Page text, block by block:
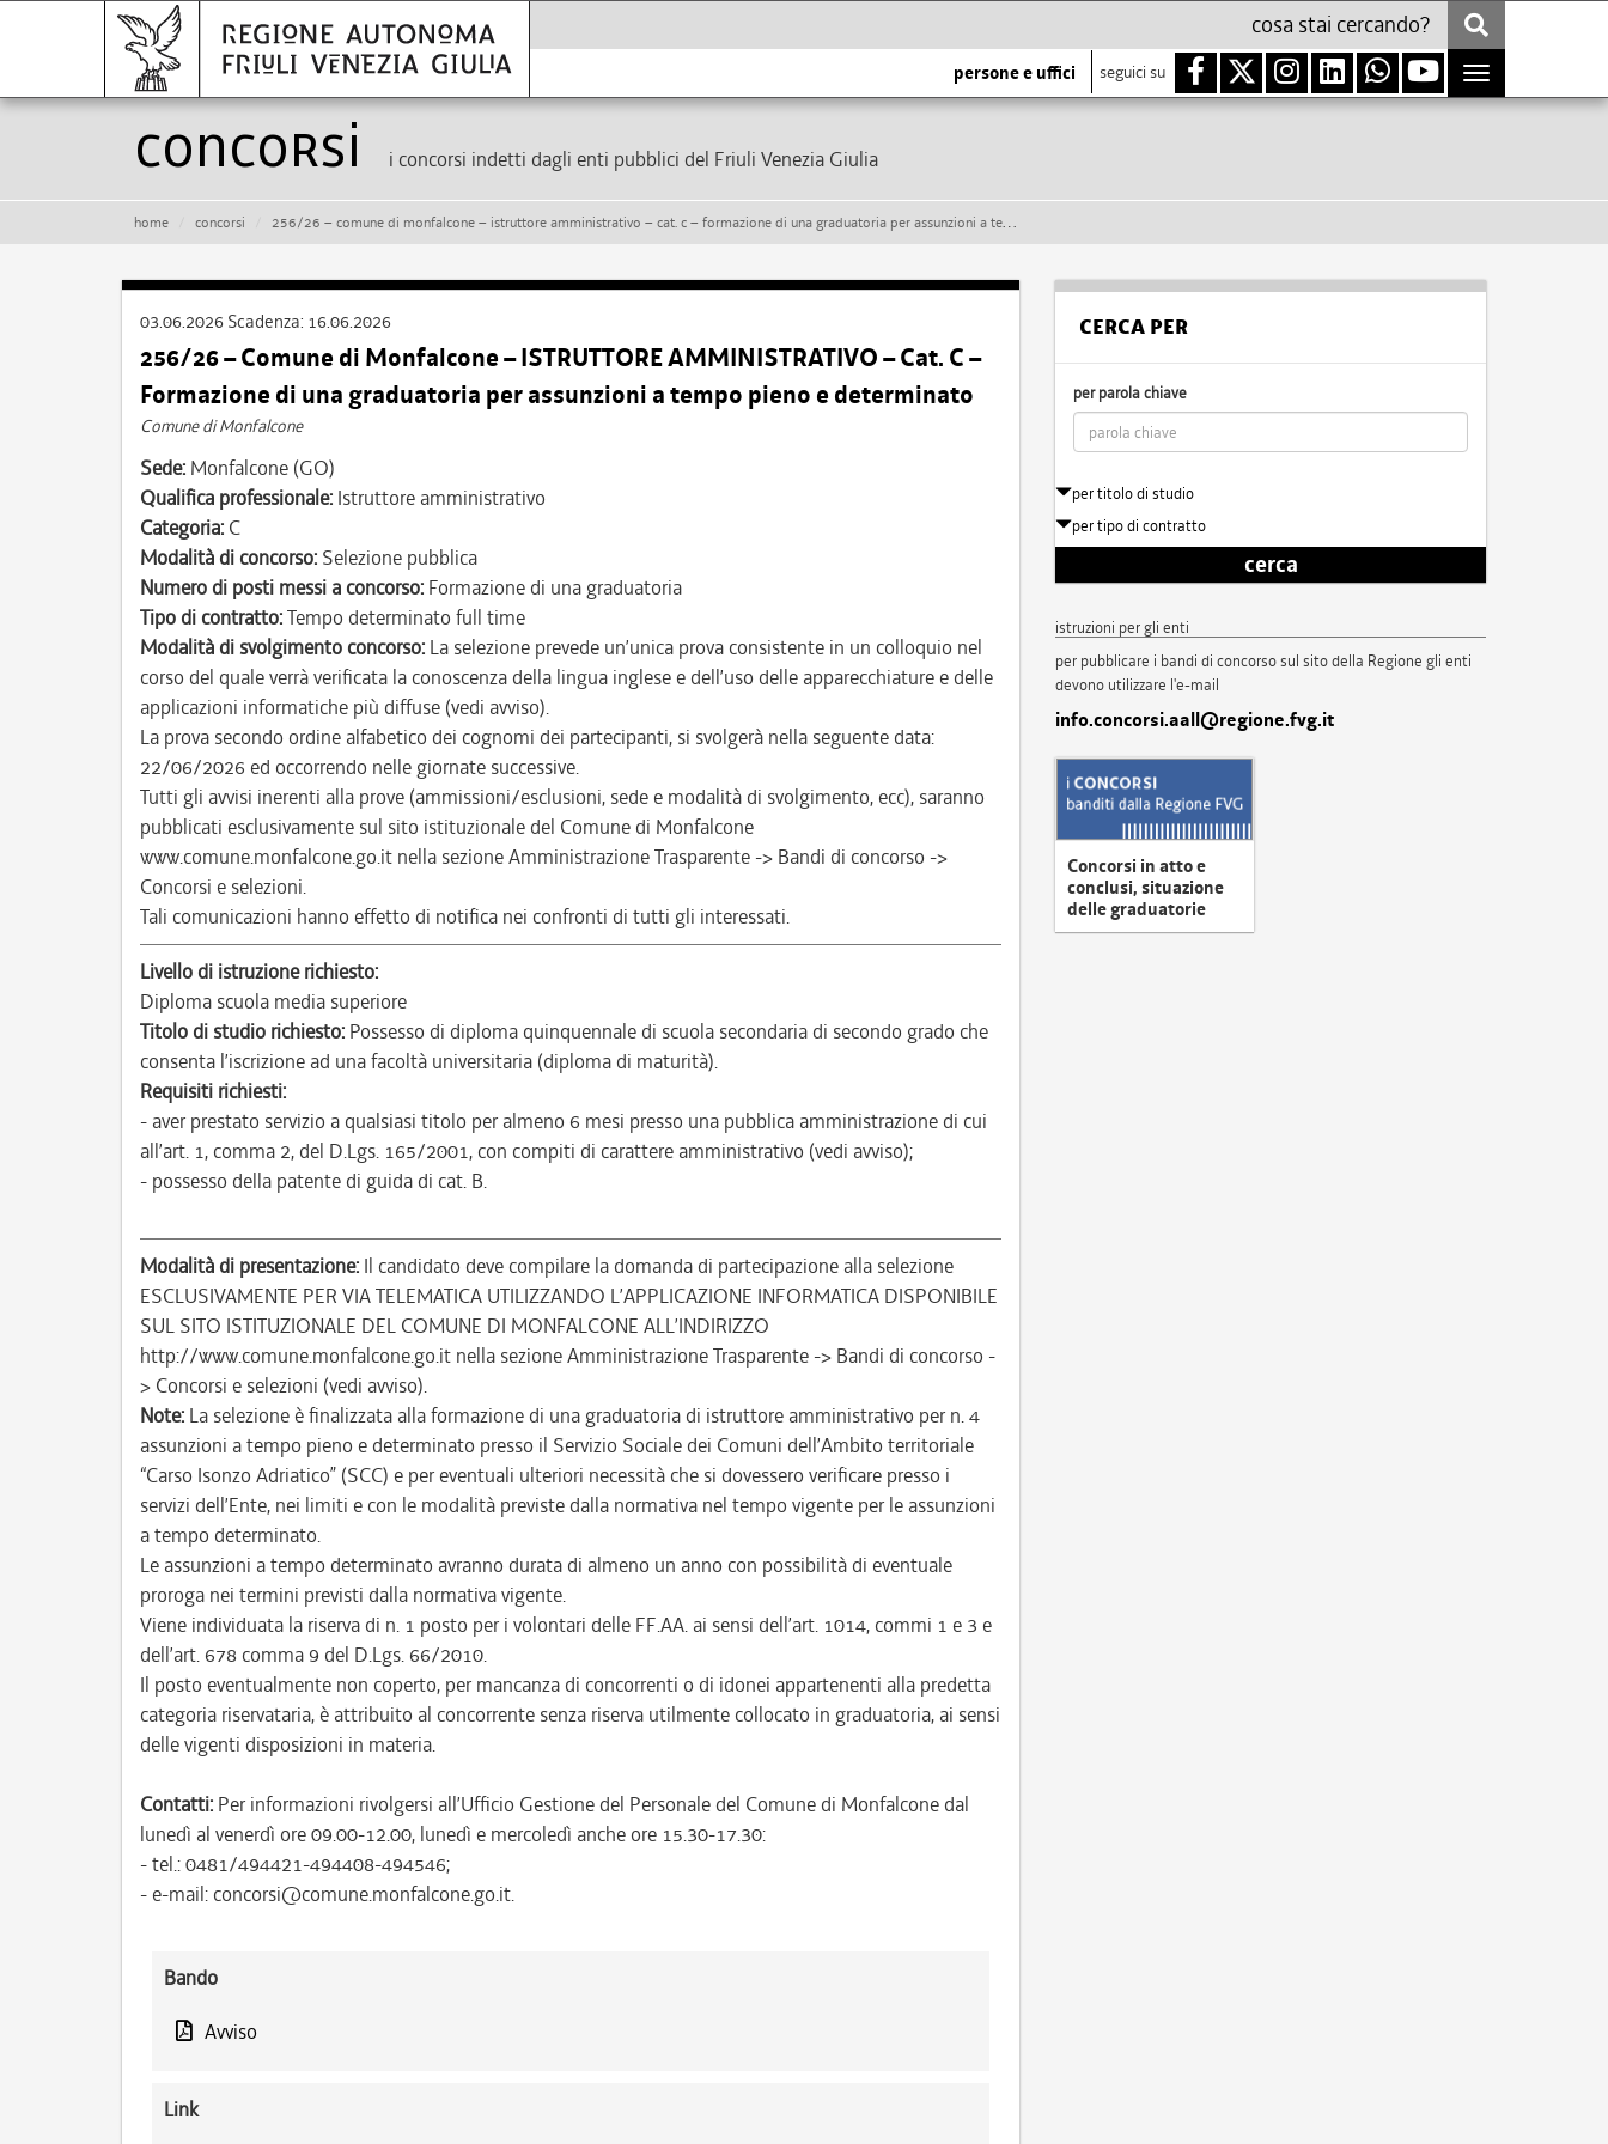
persone e uffici seguici su
Toggle
navigation
Concorsi i concorsi indetti dagli enti pubblici del Friuli Venezia Giulia
home concorsi 256/26 – comune di monfalcone – istruttore amministrativo – cat. c – formazione di una graduatoria per assunzioni a tempo pieno e determinato
03.06.2026 Scadenza: 16.06.2026
256/26 – Comune di Monfalcone – ISTRUTTORE AMMINISTRATIVO – Cat. C –
Formazione di una graduatoria per assunzioni a tempo pieno e determinato
Comune di Monfalcone
Sede: Monfalcone (GO)
Qualifica professionale: Istruttore amministrativo
Categoria: C
Modalità di concorso: Selezione pubblica
Numero di posti messi a concorso: Formazione di una graduatoria
Tipo di contratto:Tempo determinato full time
Modalità di svolgimento concorso: La selezione prevede un’unica prova consistente in un colloquio nel
corso del quale verrà verificata la conoscenza della lingua inglese e dell’uso delle apparecchiature e delle
applicazioni informatiche più diffuse (vedi avviso).
La prova secondo ordine alfabetico dei cognomi dei partecipanti, si svolgerà nella seguente data:
22/06/2026 ed occorrendo nelle giornate successive.
Tutti gli avvisi inerenti alla prove (ammissioni/esclusioni, sede e modalità di svolgimento, ecc), saranno
pubblicati esclusivamente sul sito istituzionale del Comune di Monfalcone
www.comune.monfalcone.go.it nella sezione Amministrazione Trasparente -> Bandi di concorso ->
Concorsi e selezioni.
Tali comunicazioni hanno effetto di notifica nei confronti di tutti gli interessati.
Livello di istruzione richiesto:
Diploma scuola media superiore
Titolo di studio richiesto: Possesso di diploma quinquennale di scuola secondaria di secondo grado che
consenta l’iscrizione ad una facoltà universitaria (diploma di maturità).
Requisiti richiesti:
- aver prestato servizio a qualsiasi titolo per almeno 6 mesi presso una pubblica amministrazione di cui
all’art. 1, comma 2, del D.Lgs. 165/2001, con compiti di carattere amministrativo (vedi avviso);
- possesso della patente di guida di cat. B.
Modalità di presentazione: Il candidato deve compilare la domanda di partecipazione alla selezione
ESCLUSIVAMENTE PER VIA TELEMATICA UTILIZZANDO L’APPLICAZIONE INFORMATICA DISPONIBILE
SUL SITO ISTITUZIONALE DEL COMUNE DI MONFALCONE ALL’INDIRIZZO
http://www.comune.monfalcone.go.it nella sezione Amministrazione Trasparente -> Bandi di concorso -
> Concorsi e selezioni (vedi avviso).
Note: La selezione è finalizzata alla formazione di una graduatoria di istruttore amministrativo per n. 4
assunzioni a tempo pieno e determinato presso il Servizio Sociale dei Comuni dell’Ambito territoriale
“Carso Isonzo Adriatico” (SCC) e per eventuali ulteriori necessità che si dovessero verificare presso i
servizi dell’Ente, nei limiti e con le modalità previste dalla normativa nel tempo vigente per le assunzioni
a tempo determinato.
Le assunzioni a tempo determinato avranno durata di almeno un anno con possibilità di eventuale
proroga nei termini previsti dalla normativa vigente.
Viene individuata la riserva di n. 1 posto per i volontari delle FF.AA. ai sensi dell’art. 1014, commi 1 e 3 e
dell’art. 678 comma 9 del D.Lgs. 66/2010.
Il posto eventualmente non coperto, per mancanza di concorrenti o di idonei appartenenti alla predetta
categoria riservataria, è attribuito al concorrente senza riserva utilmente collocato in graduatoria, ai sensi
delle vigenti disposizioni in materia.
Contatti: Per informazioni rivolgersi all’Ufficio Gestione del Personale del Comune di Monfalcone dal
lunedì al venerdì ore 09.00-12.00, lunedì e mercoledì anche ore 15.30-17.30:
- tel.: 0481/494421-494408-494546;
- e-mail: concorsi@comune.monfalcone.go.it.
Bando
Avviso
Link
CERCA PER
per parola chiave
per titolo di studio
per tipo di contratto
cerca
istruzioni per gli enti
per pubblicare i bandi di concorso sul sito della Regione gli enti
devono utilizzare l'e-mail
info.concorsi.aall@regione.fvg.it
Concorsi in atto e
conclusi, situazione
delle graduatorie